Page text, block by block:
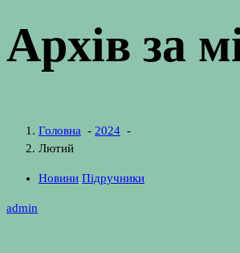
Архів за
Головна - 2024 -
Лютий
Новини Підручники
admin